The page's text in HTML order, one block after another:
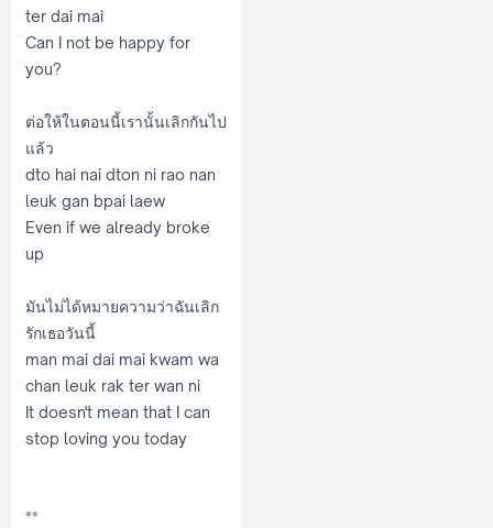
ter dai mai
Can I not be happy for
you?
ต่อให้ในตอนนี้เรานั้นเลิกกันไป
แล้ว
dto hai nai dton ni rao nan
leuk gan bpai laew
Even if we already broke
up
มันไม่ได้หมายความว่าฉันเลิก
รักเธอวันนี้
man mai dai mai kwam wa
chan leuk rak ter wan ni
It doesn't mean that I can
stop loving you today
**